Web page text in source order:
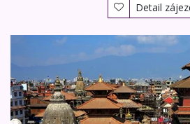
Detail
INDIE - Zlatý trojúhelník,